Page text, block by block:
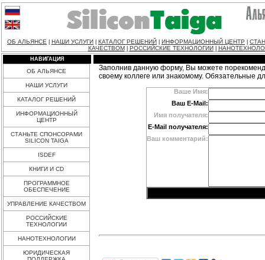
ОБ АЛЬЯНСЕ НАШИ УСЛУГИ КАТАЛОГ РЕШЕНИЙ ИНФОРМАЦИОННЫЙ ЦЕНТР
КАЧЕСТВОМ
РОССИЙСКИЕ ТЕХНОЛОГИИ
НАВИГАЦИЯ
ОБ АЛЬЯНСЕ
НАШИ УСЛУГИ
КАТАЛОГ РЕШЕНИЙ
ИНФОРМАЦИОННЫЙ
ЦЕНТР
СТАНЬТЕ СПОНСОРАМИ
SILICON TAIGA
ISDEF
КНИГИ И CD
ПРОГРАММНОЕ
ОБЕСПЕЧЕНИЕ
УПРАВЛЕНИЕ КАЧЕСТВОМ
РОССИЙСКИЕ
ТЕХНОЛОГИИ
НАНОТЕХНОЛОГИИ
ЮРИДИЧЕСКАЯ
Заполнив данную форму, Вы можете
своему коллеге или знакомому. Обязательные
Ваше Имя:
Ваш E-Mail:
Имя получателя:
E-Mail получателя:
Ваш комментарий: